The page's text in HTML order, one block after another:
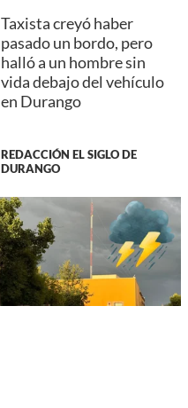
Taxista creyó haber
pasado un bordo, pero
halló a un hombre sin
vida debajo del vehículo
en Durango
REDACCIÓN EL SIGLO DE
DURANGO